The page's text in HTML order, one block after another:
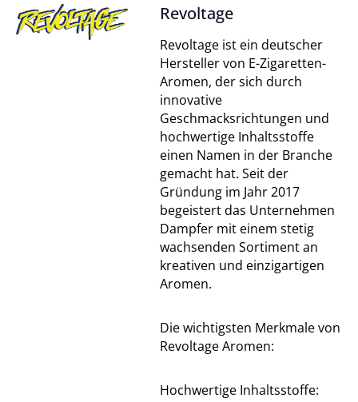
Revoltage
Revoltage ist ein deutscher
Hersteller von E-Zigaretten-
Aromen, der sich durch
innovative
Geschmacksrichtungen und
hochwertige Inhaltsstoffe
einen Namen in der Branche
gemacht hat. Seit der
Gründung im Jahr 2017
begeistert das Unternehmen
Dampfer mit einem stetig
wachsenden Sortiment an
kreativen und einzigartigen
Aromen.
Die wichtigsten Merkmale von
Revoltage Aromen:
Hochwertige Inhaltsstoffe: